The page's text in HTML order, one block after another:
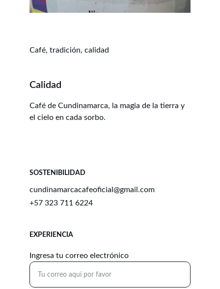
Café, tradición, calidad
Calidad
Café de Cundinamarca, la magia de la tierra y
el cielo en cada sorbo.
SOSTENIBILIDAD
EXPERIENCIA
cundinamarcacafeoficial@gmail.com
+57 323 711 6224
Ingresa tu correo electrónico